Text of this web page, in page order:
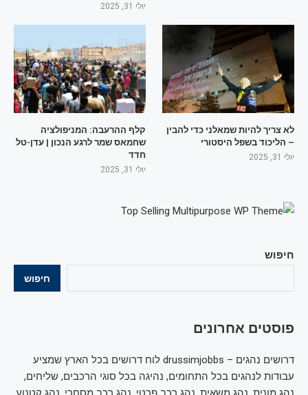
חיפוש
חיפוש
פוסטים אחרונים
דרושים נהגים – drussimjobbs לוח דרושים בכל הארץ שמציע
עבודות לנהגים בכל התחומים, נהיגה בכל סוגי הרכבים, שליחים,
יולי 31, 2025
לא צריך להיות שמאלני כדי להבין
– הליכוד בשפל היסטורי
יולי 31, 2025
קלף ההרעבה: המניפולציה
שחמאס שמר לרגע הנכון | עדן-טל
חדד
יולי 31, 2025